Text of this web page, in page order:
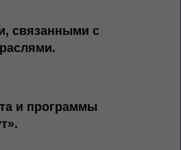
, связанными с
и программы